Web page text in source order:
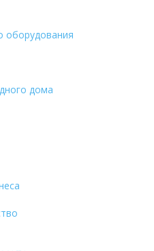
оборудования
дома